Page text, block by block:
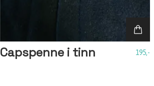
Capspenne i tinn 195,-